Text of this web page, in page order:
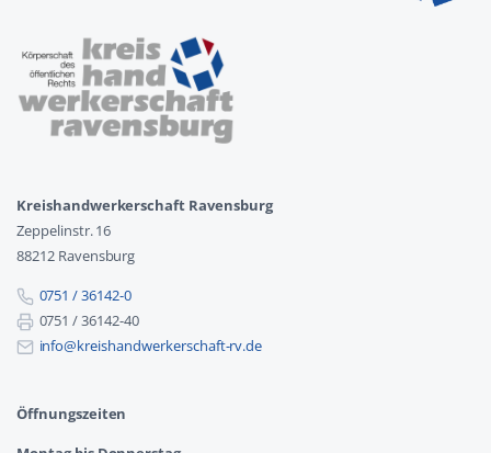
Kreishandwerkerschaft Ravensburg
Zeppelinstr. 16
88212 Ravensburg
0751 / 36142-0
0751 / 36142-40
info@kreishandwerkerschaft-rv.de
Öffnungszeiten